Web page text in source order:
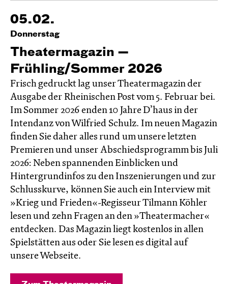
05.02.
Donnerstag
Theatermagazin —
Frühling/Sommer 2026
Frisch gedruckt lag unser Theatermagazin der
Ausgabe der Rheinischen Post vom 5. Februar bei.
Im Sommer 2026 enden 10 Jahre D’haus in der
Intendanz von Wilfried Schulz. Im neuen Magazin
finden Sie daher alles rund um unsere letzten
Premieren und unser Abschiedsprogramm bis Juli
2026: Neben spannenden Einblicken und
Hintergrundinfos zu den Inszenierungen und zur
Schlusskurve, können Sie auch ein Interview mit
»Krieg und Frieden«-Regisseur Tilmann Köhler
lesen und zehn Fragen an den »Theatermacher«
entdecken. Das Magazin liegt kostenlos in allen
Spielstätten aus oder Sie lesen es digital auf
unsere Webseite.